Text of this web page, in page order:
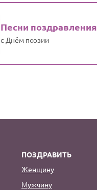
Песни поздравления
с Днём поэзии
ПОЗДРАВИТЬ
Женщину
Мужчину